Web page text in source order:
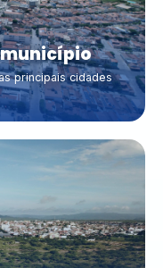
principais cidades